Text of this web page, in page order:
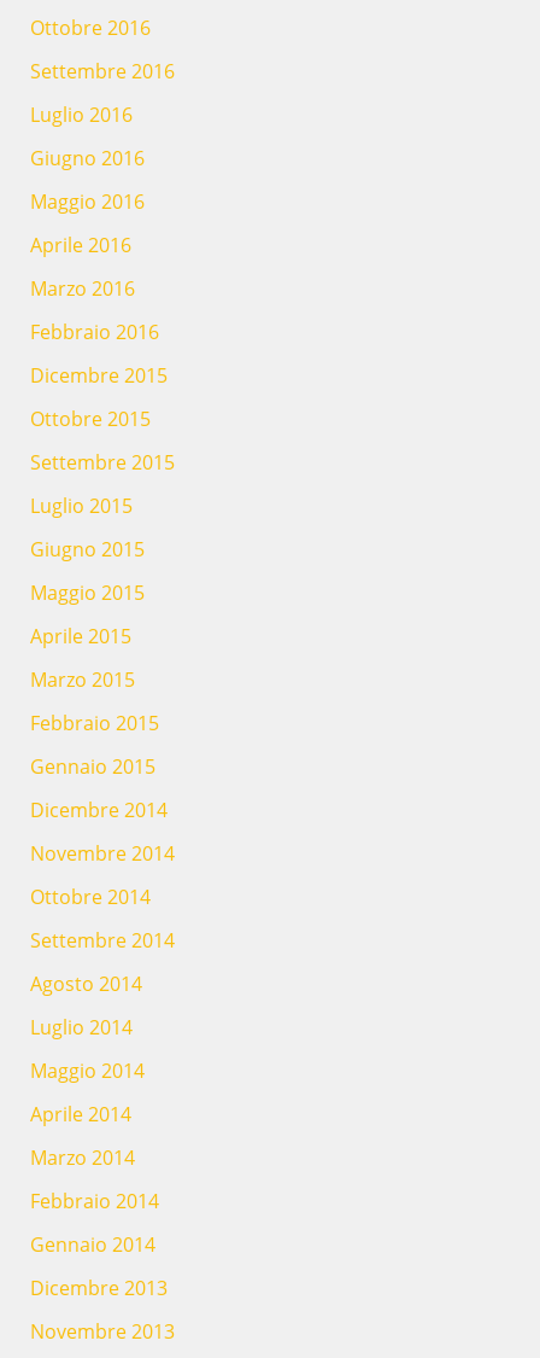
Ottobre 2016
Settembre 2016
Luglio 2016
Giugno 2016
Maggio 2016
Aprile 2016
Marzo 2016
Febbraio 2016
Dicembre 2015
Ottobre 2015
Settembre 2015
Luglio 2015
Giugno 2015
Maggio 2015
Aprile 2015
Marzo 2015
Febbraio 2015
Gennaio 2015
Dicembre 2014
Novembre 2014
Ottobre 2014
Settembre 2014
Agosto 2014
Luglio 2014
Maggio 2014
Aprile 2014
Marzo 2014
Febbraio 2014
Gennaio 2014
Dicembre 2013
Novembre 2013